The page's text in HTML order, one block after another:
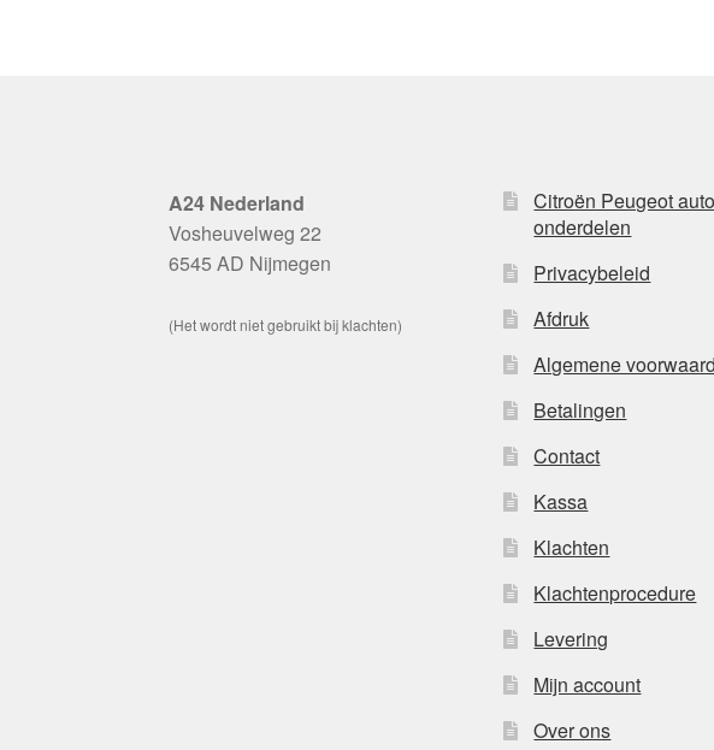
A24 Nederland
Vosheuvelweg 22
6545 AD Nijmegen
(Het wordt niet gebruikt bij klachten)
Citroën Peugeot
onderdelen
Privacybeleid
Afdruk
Algemene
Betalingen
Contact
Kassa
Klachten
Klachtenprocedure
Levering
Mijn account
Over ons